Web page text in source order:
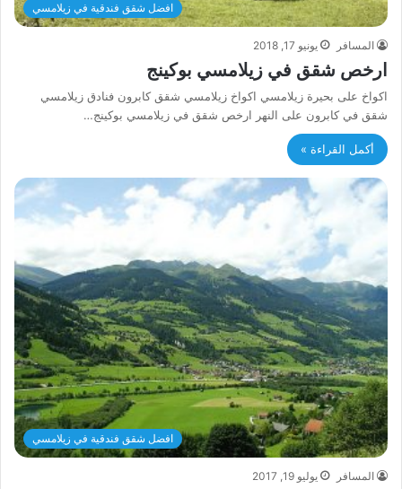
افضل شقق فندقية في زيلامسي
المسافر يونيو 17, 2018
ارخص شقق في زيلامسي بوكينج
اكواخ على بحيرة زيلامسي اكواخ زيلامسي شقق كابرون فنادق زيلامسي
شقق في كابرون على النهر ارخص شقق في زيلامسي بوكينج…
أكمل القراءة »
افضل شقق فندقية في زيلامسي
المسافر يوليو 19, 2017